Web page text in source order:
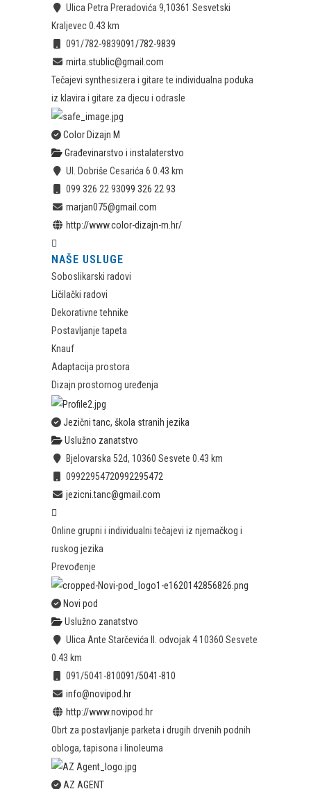
Ulica Petra Preradovića 9,10361 Sesvetski
Kraljevec0.43 km
091/782-9839091/782-9839
mirta.stublic@gmail.com
Tečajevi synthesizera i gitare te individualna poduka
iz klavira i gitare za djecu i odrasle
Color Dizajn M
Građevinarstvo i instalaterstvo
Ul. Dobriše Cesarića 6 0.43 km
099 326 22 93099 326 22 93
marjan075@gmail.com
http://www.color-dizajn-m.hr/
NAŠE USLUGE
Soboslikarski radovi
Ličilački radovi
Dekorativne tehnike
Postavljanje tapeta
Knauf
Adaptacija prostora
Dizajn prostornog uređenja
Jezični tanc, škola stranih jezika
Uslužno zanatstvo
Bjelovarska 52d, 10360 Sesvete 0.43 km
09922954720992295472
jezicni.tanc@gmail.com
Online grupni i individualni tečajevi iz njemačkog i
ruskog jezika
Prevođenje
Novi pod
Uslužno zanatstvo
Ulica Ante Starčevića II. odvojak 4 10360 Sesvete
0.43 km
091/5041-810091/5041-810
info@novipod.hr
http://www.novipod.hr
Obrt za postavljanje parketa i drugih drvenih podnih
obloga, tapisona i linoleuma
AZ AGENT